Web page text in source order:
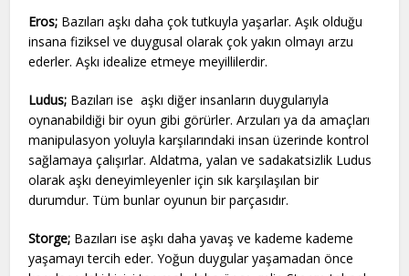
Eros; Bazıları aşkı daha çok tutkuyla yaşarlar. Aşık olduğu
insana fiziksel ve duygusal olarak çok yakın olmayı arzu
ederler. Aşkı idealize etmeye meyillilerdir.
Ludus; Bazıları ise aşkı diğer insanların duygularıyla
oynanabildiği bir oyun gibi görürler. Arzuları ya da amaçları
manipulasyon yoluyla karşılarındaki insan üzerinde kontrol
sağlamaya çalışırlar. Aldatma, yalan ve sadakatsizlik Ludus
olarak aşkı deneyimleyenler için sık karşılaşılan bir
durumdur. Tüm bunlar oyunun bir parçasıdır.
Storge; Bazıları ise aşkı daha yavaş ve kademe kademe
yaşamayı tercih eder. Yoğun duygular yaşamadan önce